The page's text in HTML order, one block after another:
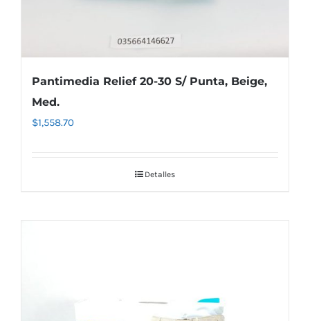
Pantimedia Relief 20-30 S/ Punta, Beige,
Med.
$1,558.70
Detalles